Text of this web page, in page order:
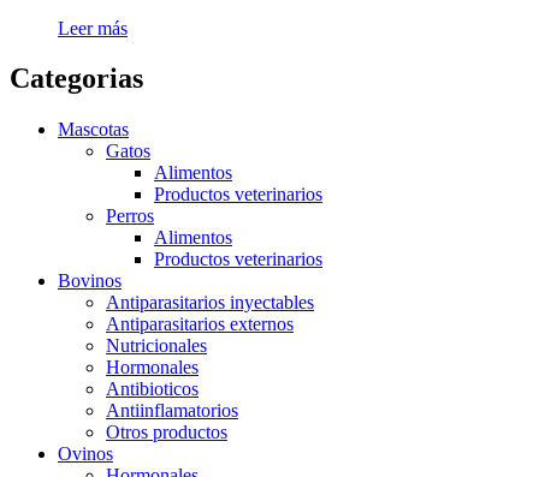
Leer más
Categorias
Mascotas
Gatos
Alimentos
Productos veterinarios
Perros
Alimentos
Productos veterinarios
Bovinos
Antiparasitarios inyectables
Antiparasitarios externos
Nutricionales
Hormonales
Antibioticos
Antiinflamatorios
Otros productos
Ovinos